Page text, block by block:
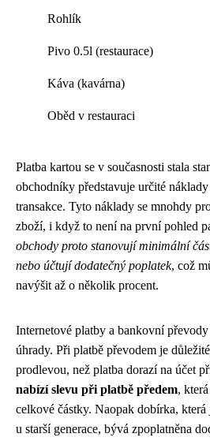
Rohlík
Pivo 0.5l (restaurace)
Káva (kavárna)
Oběd v restauraci
Platba kartou se v současnosti stala
obchodníky představuje určité
transakce. Tyto náklady se mnohdy
zboží, i když to není na první pohled
obchody proto stanovují minimální
nebo účtují dodatečný poplatek, což
navýšit až o několik procent.
Internetové platby a bankovní
úhrady. Při platbě převodem je
prodlevou, než platba dorazí na účet
nabízí slevu při platbě předem,
celkové částky. Naopak dobírka, která
u starší generace, bývá zpoplatněna